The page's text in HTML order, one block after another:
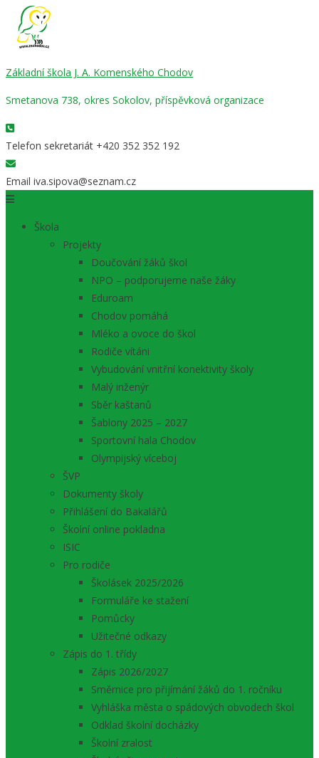
Základní škola J. A. Komenského Chodov
Smetanova 738, okres Sokolov, příspěvková organizace
Telefon sekretariát +420 352 352 192
Email iva.sipova@seznam.cz
Škola
Projekty
Doučování žáků škol
NPO – podporujeme naše žáky
Eduroam
Chodov pomáhá
Mléko a ovoce do škol
Rodiče vítáni
Vybudování vnitřní konektivity školy
Malý inženýr
Sběr kaštanů
Šablony 2025 – 2027
Sportovní hala Chodov
Olympijský víceboj
ŠVP
Dokumenty školy
Přihlášení do Bakalářů
Školní online pokladna
ISIC
Pro rodiče
Školásek 2025/2026
Formuláře ke stažení
Pomůcky
Užitečné odkazy
Zápis do 1. třídy
Zápis 2026/2027
Směrnice pro přijímání žáků do 1. ročníku
Vyhláška města o spádových obvodech škol
Odklad školní docházky
Školní zralost